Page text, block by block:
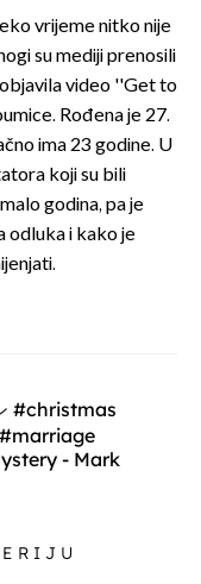
vrijeme nitko nije
su mediji prenosili
video ''Get to
Rođena je 27.
ima 23 godine. U
koji su bili
godina, pa je
odluka i kako je
#christmas
#marriage
- Mark